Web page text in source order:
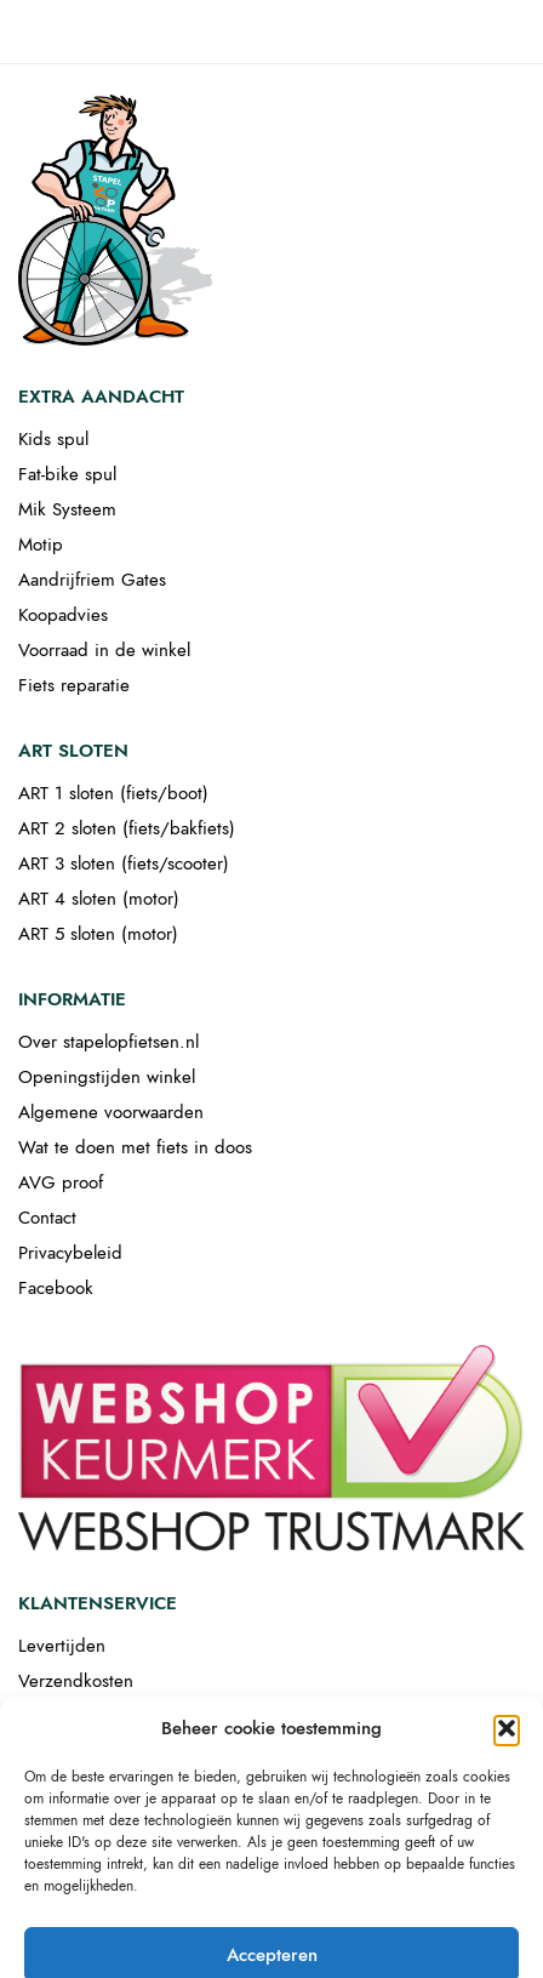
Beheer cookie toestemming
Om de beste ervaringen te bieden, gebruiken wij technologieën zoals cookies
om informatie over je apparaat op te slaan en/of te raadplegen. Door in te
stemmen met deze technologieën kunnen wij gegevens zoals surfgedrag of
unieke ID's op deze site verwerken. Als je geen toestemming geeft of uw
toestemming intrekt, kan dit een nadelige invloed hebben op bepaalde functies
en mogelijkheden.
Accepteren
EXTRA AANDACHT
Kids spul
Fat-bike spul
Mik Systeem
Motip
Aandrijfriem Gates
Koopadvies
Voorraad in de winkel
Fiets reparatie
ART SLOTEN
ART 1 sloten (fiets/boot)
ART 2 sloten (fiets/bakfiets)
ART 3 sloten (fiets/scooter)
ART 4 sloten (motor)
ART 5 sloten (motor)
INFORMATIE
Over stapelopfietsen.nl
Openingstijden winkel
Algemene voorwaarden
Wat te doen met fiets in doos
AVG proof
Contact
Privacybeleid
Facebook
KLANTENSERVICE
Levertijden
Verzendkosten
Afgemonteerd laten bezorgen
Drop-shipping
Link building